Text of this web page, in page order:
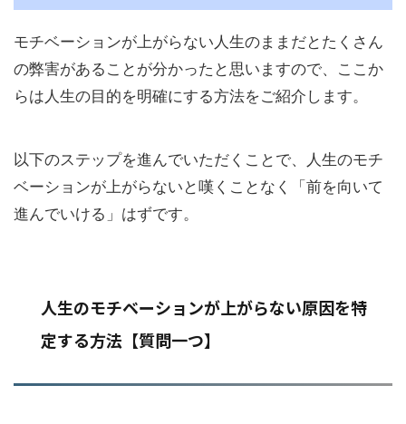
モチベーションが上がらない人生のままだとたくさん
の弊害があることが分かったと思いますので、ここか
らは人生の目的を明確にする方法をご紹介します。
以下のステップを進んでいただくことで、人生のモチ
ベーションが上がらないと嘆くことなく「前を向いて
進んでいける」はずです。
人生のモチベーションが上がらない原因を特
定する方法【質問一つ】